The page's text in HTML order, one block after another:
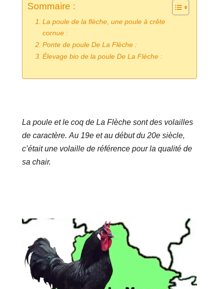
Sommaire :
La poule de la flèche, une poule à crête
cornue :
Ponte de poule De La Flèche :
Élevage bio de la poule De La Flèche :
La poule et le coq de La Flèche sont des volailles
de caractère. Au 19e et au début du 20e siècle,
c’était une volaille de référence pour la qualité de
sa chair.